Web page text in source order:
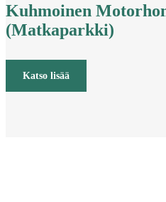
Kuhmoinen
(Matkaparkki)
Katso lisää